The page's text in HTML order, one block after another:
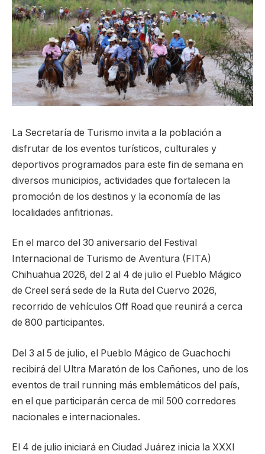
La Secretaría de Turismo invita a la población a
disfrutar de los eventos turísticos, culturales y
deportivos programados para este fin de semana en
diversos municipios, actividades que fortalecen la
promoción de los destinos y la economía de las
localidades anfitrionas.
En el marco del 30 aniversario del Festival
Internacional de Turismo de Aventura (FITA)
Chihuahua 2026, del 2 al 4 de julio el Pueblo Mágico
de Creel será sede de la Ruta del Cuervo 2026,
recorrido de vehículos Off Road que reunirá a cerca
de 800 participantes.
Del 3 al 5 de julio, el Pueblo Mágico de Guachochi
recibirá del Ultra Maratón de los Cañones, uno de los
eventos de trail running más emblemáticos del país,
en el que participarán cerca de mil 500 corredores
nacionales e internacionales.
El 4 de julio iniciará en Ciudad Juárez inicia la XXXI